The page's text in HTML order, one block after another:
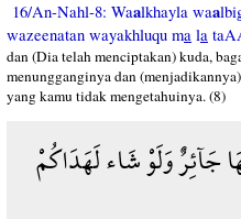
16/An-Nahl-8: Waalkhayla waa
wazeenatan wayakhluqu ma la
dan (Dia telah menciptakan) kuda,
menungganginya dan
yang kamu tidak mengetahuinya. (8)
جَآئِرٌ وَلَوْ شَاء لَهَدَاكُمْ